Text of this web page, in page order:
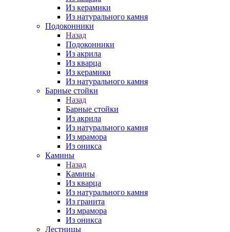
Из керамики
Из натурального камня
Подоконники
Назад
Подоконники
Из акрила
Из кварца
Из керамики
Из натурального камня
Барные стойки
Назад
Барные стойки
Из акрила
Из натурального камня
Из мрамора
Из оникса
Камины
Назад
Камины
Из кварца
Из натурального камня
Из гранита
Из мрамора
Из оникса
Лестницы